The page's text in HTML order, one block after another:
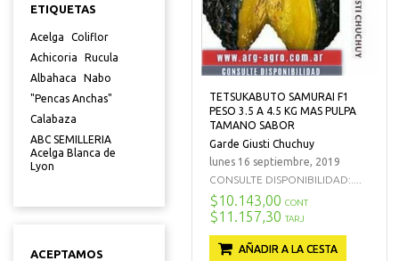
ETIQUETAS
Acelga
Coliflor
Achicoria
Rucula
Albahaca
Nabo
"Pencas Anchas"
Calabaza
ABC SEMILLERIA
Acelga Blanca de
Lyon
ACEPTAMOS
TETSUKABUTO SAMURAI F1
PESO 3.5 A 4.5 KG MAS PULPA
TAMANO SABOR
Garde Giusti Chuchuy
lunes 16 septiembre, 2019
CONSULTE DISPONIBILIDAD:....
$10.143,00 CONT
$11.157,30 TARJ
AÑADIR A LA CESTA